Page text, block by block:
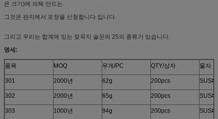
은 크기)에 의해 만드는.
그것은 판지에서 포장을 신청합니다 입니다.
그리고 우리는 합계에 있는 젖꼭지 술꾼의 25의 종류가 있습니다.
명세:
품목 MOQ 무게/PC QTY/상자 물자
301 2000년 62g 200pcs
302 2000년 65g 200pcs
303 1000년 94g 200pcs